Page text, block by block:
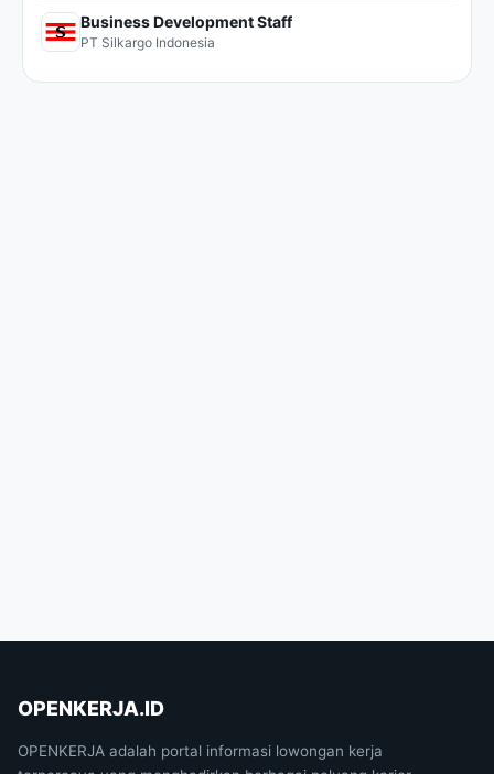
Business Development Staff
PT Silkargo Indonesia
OPENKERJA.ID
OPENKERJA adalah portal informasi lowongan kerja